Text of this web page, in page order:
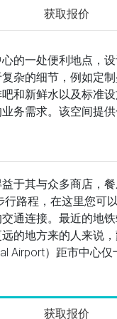
获取报价
的一处便利地点，
杂的细节，例如定
和新鲜水以及标准
务需求。该空间提
于其与众多商店，
路程，在这里您可
通连接。最近的地
的地方来的人来说
Airport）距市中心
获取报价